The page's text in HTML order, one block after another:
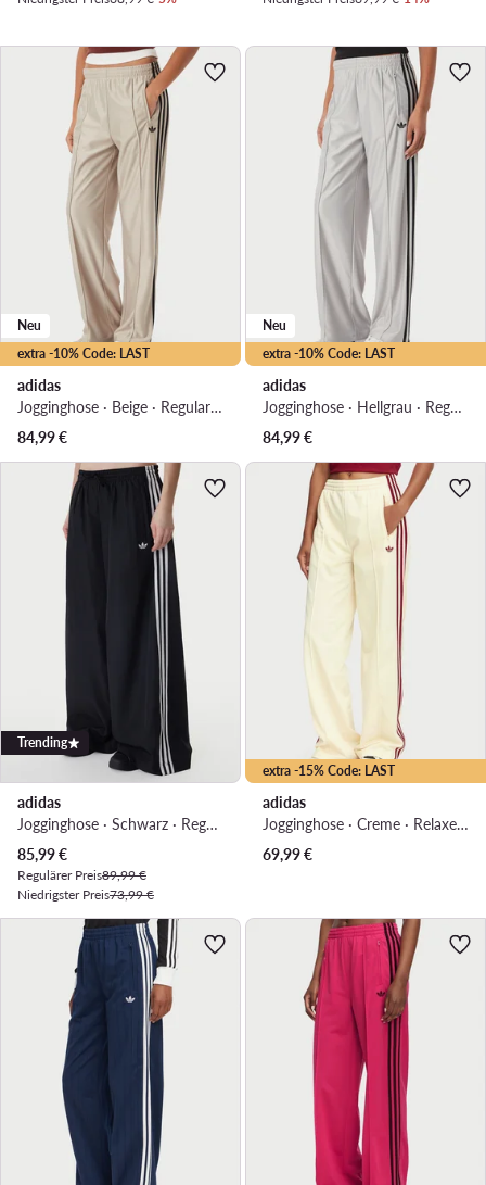
extra -10% Code: LAST
Neu
adidas
Jogginghose · Beige · Regular Fit
84,99€
extra -10% Code: LAST
Neu
adidas
Jogginghose · Hellgrau · Regular Fit
84,99€
Trending
adidas
Jogginghose · Schwarz · Regular Fit
Aktueller Preis
85,99€
Regulärer Preis89,99 €
Niedrigster Preis73,99 €
extra -15% Code: LAST
adidas
Jogginghose · Creme · Relaxed Fit
69,99€